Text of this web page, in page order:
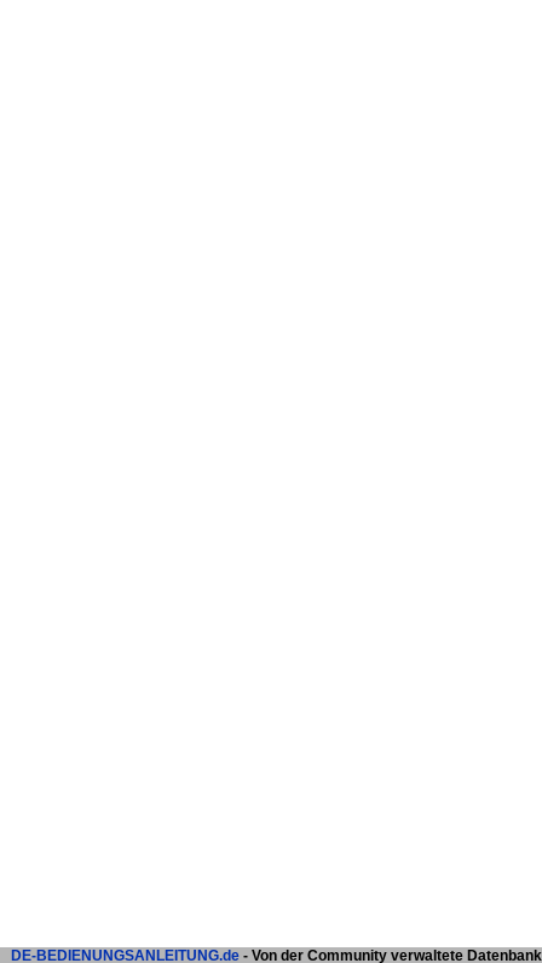
DE-BEDIENUNGSANLEITUNG.de- Von der Community verwaltete Datenbank